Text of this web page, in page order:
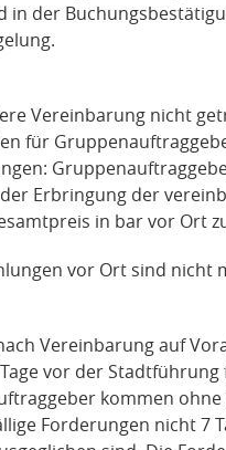
in der
Vereinbarung nicht
für
Erbringung der
in bar vor Ort
vor Ort sind nicht
Vereinbarung auf
vor der Stadtführung
kommen
Forderungen nicht 7